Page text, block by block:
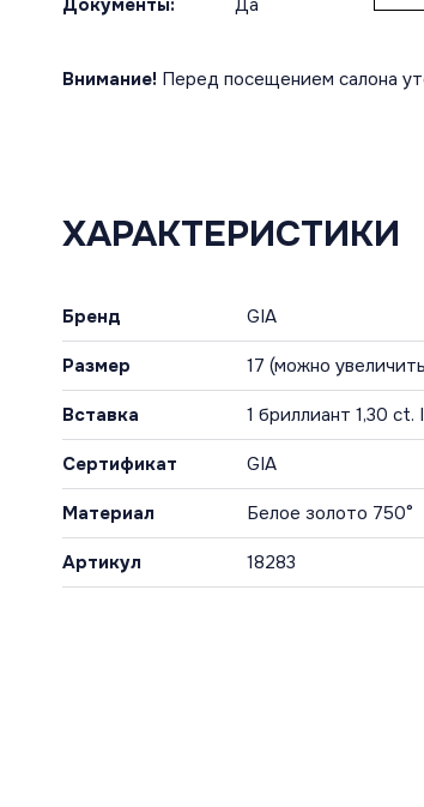
Документы:
Да
Внимание! Перед посещением салона
ХАРАКТЕРИСТИКИ
Бренд GIA
Размер 17 (можно
Вставка 1 бриллиант 1,30
Сертификат GIA
Материал Белое золото 750°
Артикул 18283